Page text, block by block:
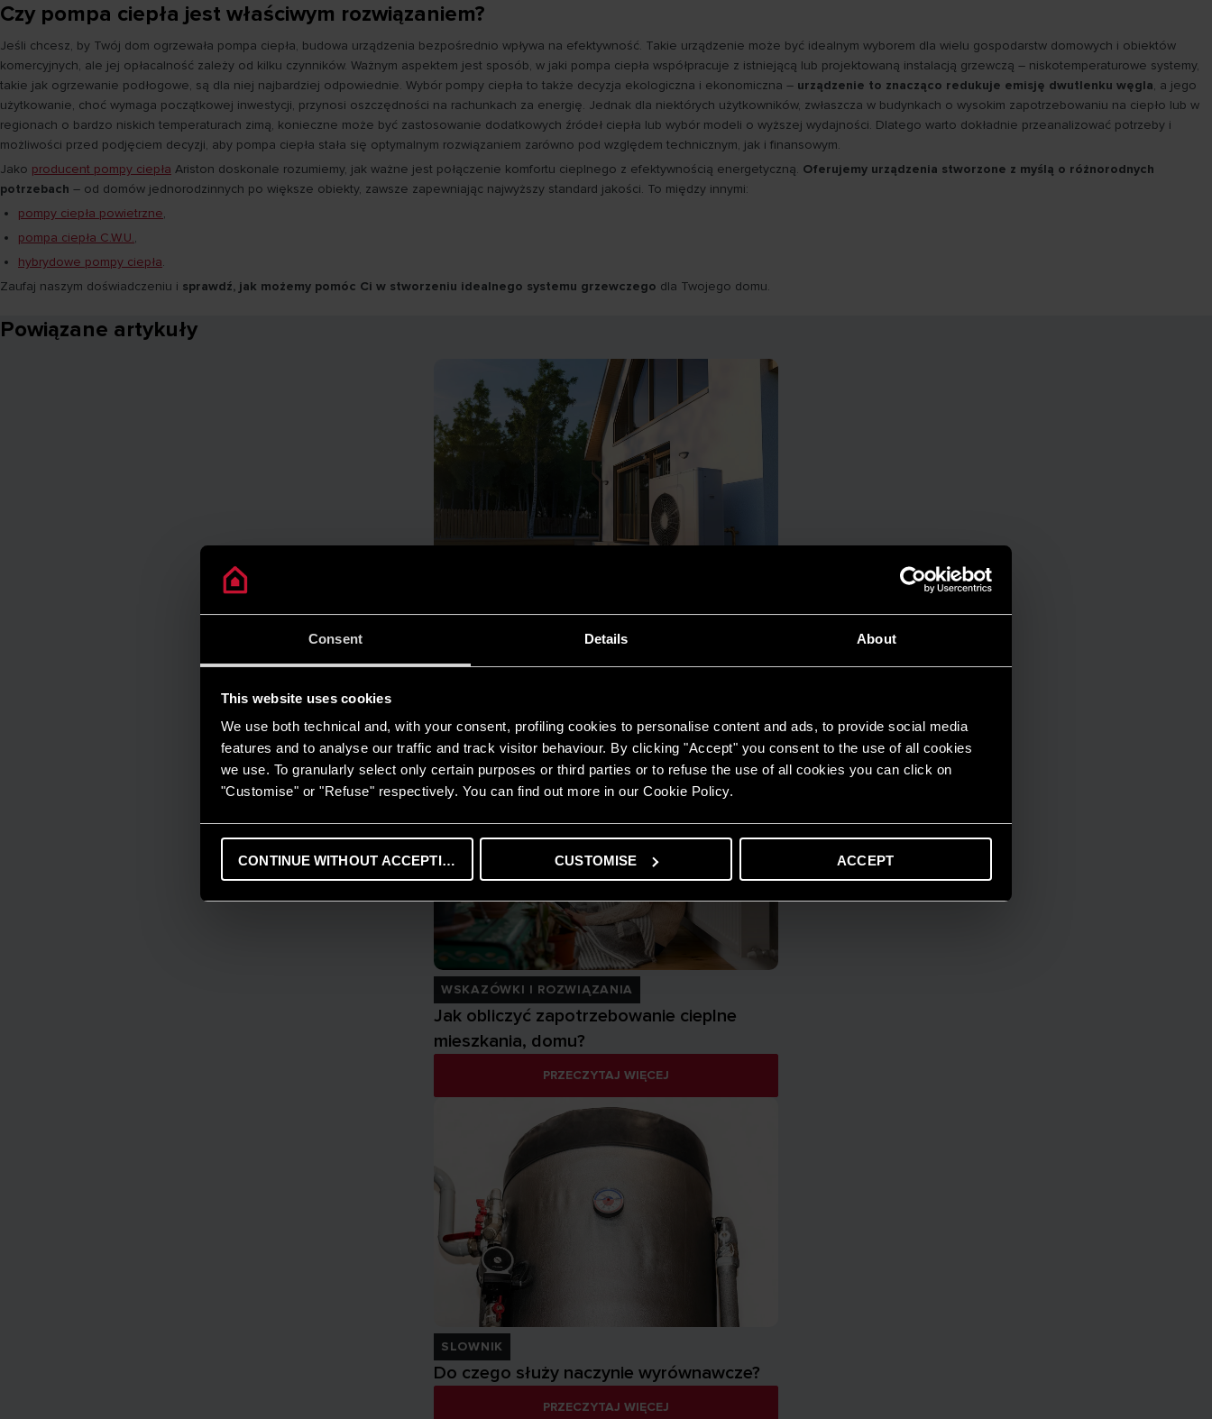
Consent Details About
This website uses cookies
We use both technical and, with your consent, profiling cookies to personalise content and ads, to provide social media
features and to analyse our traffic and track visitor behaviour. By clicking "Accept" you consent to the use of all cookies
we use. To granularly select only certain purposes or third parties or to refuse the use of all cookies you can click on
"Customise" or "Refuse" respectively. You can find out more in our Cookie Policy.
CONTINUE WITHOUT ACCEPTING CUSTOMISE ACCEPT
Czy pompa ciepła jest właściwym rozwiązaniem?
Jeśli chcesz, by Twój dom ogrzewała pompa ciepła, budowa urządzenia bezpośrednio wpływa na efektywność. Takie urządzenie może być idealnym wyborem dla wielu gospodarstw domowych i obiektów
komercyjnych, ale jej opłacalność zależy od kilku czynników. Ważnym aspektem jest sposób, w jaki pompa ciepła współpracuje z istniejącą lub projektowaną instalacją grzewczą – niskotemperaturowe systemy,
takie jak ogrzewanie podłogowe, są dla niej najbardziej odpowiednie. Wybór pompy ciepła to także decyzja ekologiczna i ekonomiczna – urządzenie to znacząco redukuje emisję dwutlenku węgla, a jego
użytkowanie, choć wymaga początkowej inwestycji, przynosi oszczędności na rachunkach za energię. Jednak dla niektórych użytkowników, zwłaszcza w budynkach o wysokim zapotrzebowaniu na ciepło lub w
regionach o bardzo niskich temperaturach zimą, konieczne może być zastosowanie dodatkowych źródeł ciepła lub wybór modeli o wyższej wydajności. Dlatego warto dokładnie przeanalizować potrzeby i
możliwości przed podjęciem decyzji, aby pompa ciepła stała się optymalnym rozwiązaniem zarówno pod względem technicznym, jak i finansowym.
Jako producent pompy ciepła Ariston doskonale rozumiemy, jak ważne jest połączenie komfortu cieplnego z efektywnością energetyczną. Oferujemy urządzenia stworzone z myślą o różnorodnych
potrzebach – od domów jednorodzinnych po większe obiekty, zawsze zapewniając najwyższy standard jakości. To między innymi:
pompy ciepła powietrzne,
pompa ciepła C.W.U.,
hybrydowe pompy ciepła.
Zaufaj naszym doświadczeniu i sprawdź, jak możemy pomóc Ci w stworzeniu idealnego systemu grzewczego dla Twojego domu.
Powiązane artykuły
Chłodzenie pompą ciepła latem: aktywne
vs pasywne, punkt rosy i jak uniknąć
PRZECZYTAJ WIĘCEJ
WSKAZÓWKI I ROZWIĄZANIA
Jak obliczyć zapotrzebowanie cieplne
mieszkania, domu?
PRZECZYTAJ WIĘCEJ
SLOWNIK
Do czego służy naczynie wyrównawcze?
PRZECZYTAJ WIĘCEJ